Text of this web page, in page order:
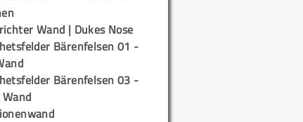
Wand | Dukes Nose
Bärenfelsen 01 -
Bärenfelsen 03 -